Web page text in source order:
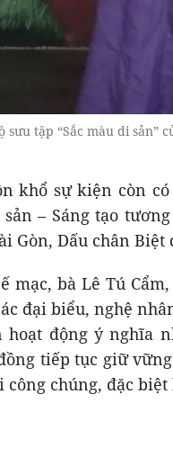
tập “Sắc màu di sản”
khổ sự kiện còn
– Sáng tạo
Gòn, Dấu chân Biệt
mạc, bà Lê Tú
đại biểu, nghệ
hoạt động ý nghĩa
tiếp tục giữ
công chúng, đặc biệt